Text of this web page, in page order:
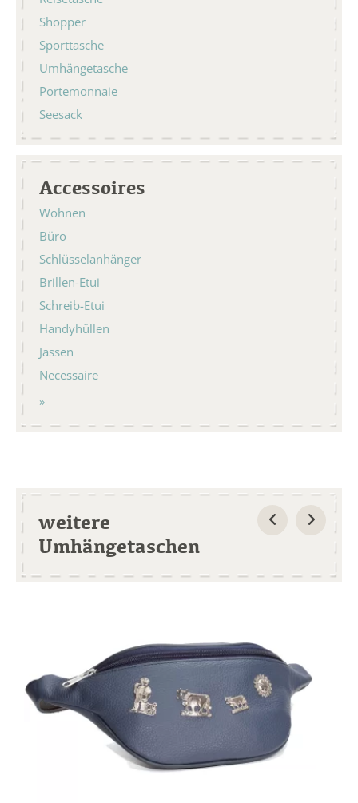
Shopper
Sporttasche
Umhängetasche
Portemonnaie
Seesack
Accessoires
Wohnen
Büro
Schlüsselanhänger
Brillen-Etui
Schreib-Etui
Handyhüllen
Jassen
Necessaire
weitere
Umhängetaschen